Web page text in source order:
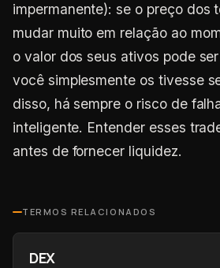
impermanente): se o preço dos
mudar muito em relação ao
o valor dos seus ativos pode
você simplesmente os tivesse
disso, há sempre o risco de
inteligente. Entender esses
antes de fornecer liquidez.
TERMOS RELACIONADOS
DEX